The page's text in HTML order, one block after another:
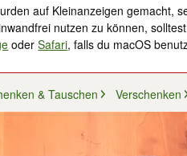
auf Kleinanzeigen gemacht,
nutzen zu können,
oderSafari, falls du macOS
& Tauschen Verschenken